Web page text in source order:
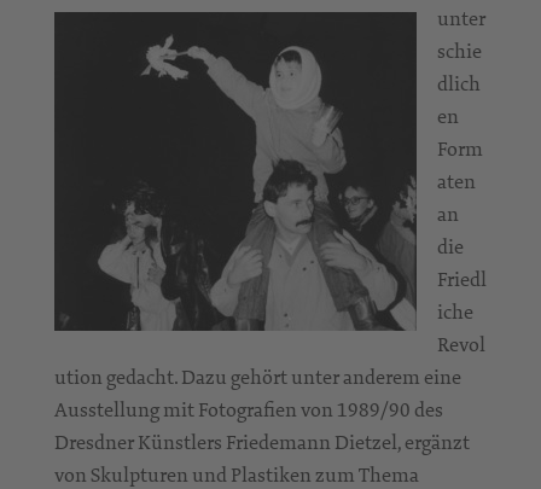
unter
schie
dlich
en
Form
aten
an
die
Friedl
iche
Revol
ution gedacht. Dazu gehört unter anderem eine
Ausstellung mit Fotografien von 1989/90 des
Dresdner Künstlers Friedemann Dietzel, ergänzt
von Skulpturen und Plastiken zum Thema